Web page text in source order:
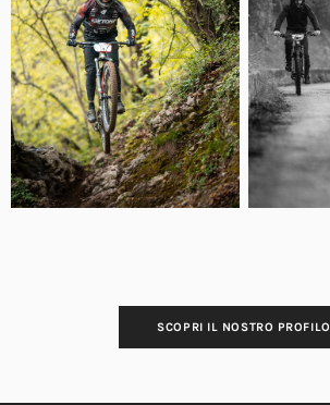
SCOPRI IL NOSTRO PROFILO